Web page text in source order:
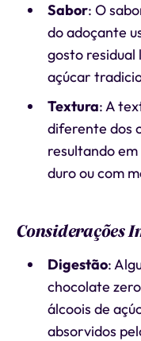
Sabor: O
do adoçante
gosto
açúcar
Textura: A
diferente dos
resultando
duro ou com
Considerações
Digestão:
chocolate
álcoois de
absorvidos